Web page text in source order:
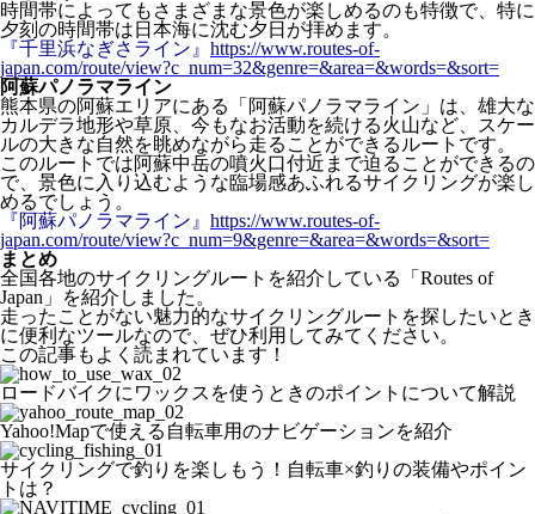
時間帯によってもさまざまな景色が楽しめるのも特徴で、特に
夕刻の時間帯は日本海に沈む夕日が拝めます。
『千里浜なぎさライン』 https://www.routes-of-
japan.com/route/view?c_num=32&genre=&area=&words=&sort=
阿蘇パノラマライン
熊本県の阿蘇エリアにある「阿蘇パノラマライン」は、雄大な
カルデラ地形や草原、今もなお活動を続ける火山など、スケー
ルの大きな自然を眺めながら走ることができるルートです。
このルートでは阿蘇中岳の噴火口付近まで迫ることができるの
で、景色に入り込むような臨場感あふれるサイクリングが楽し
めるでしょう。
『阿蘇パノラマライン』 https://www.routes-of-
japan.com/route/view?c_num=9&genre=&area=&words=&sort=
まとめ
全国各地のサイクリングルートを紹介している「Routes of
Japan」を紹介しました。
走ったことがない魅力的なサイクリングルートを探したいとき
に便利なツールなので、ぜひ利用してみてください。
この記事もよく読まれています！
ロードバイクにワックスを使うときのポイントについて解説
Yahoo!Mapで使える自転車用のナビゲーションを紹介
サイクリングで釣りを楽しもう！自転車×釣りの装備やポイン
トは？